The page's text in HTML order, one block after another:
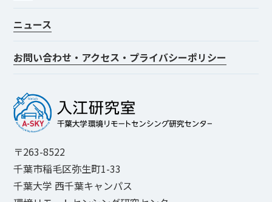
〒263-8522
千葉市稲毛区弥生町1-33
千葉大学 西千葉キャンパス
ニュース
お問い合わせ・アクセス・プライバシーポリシー